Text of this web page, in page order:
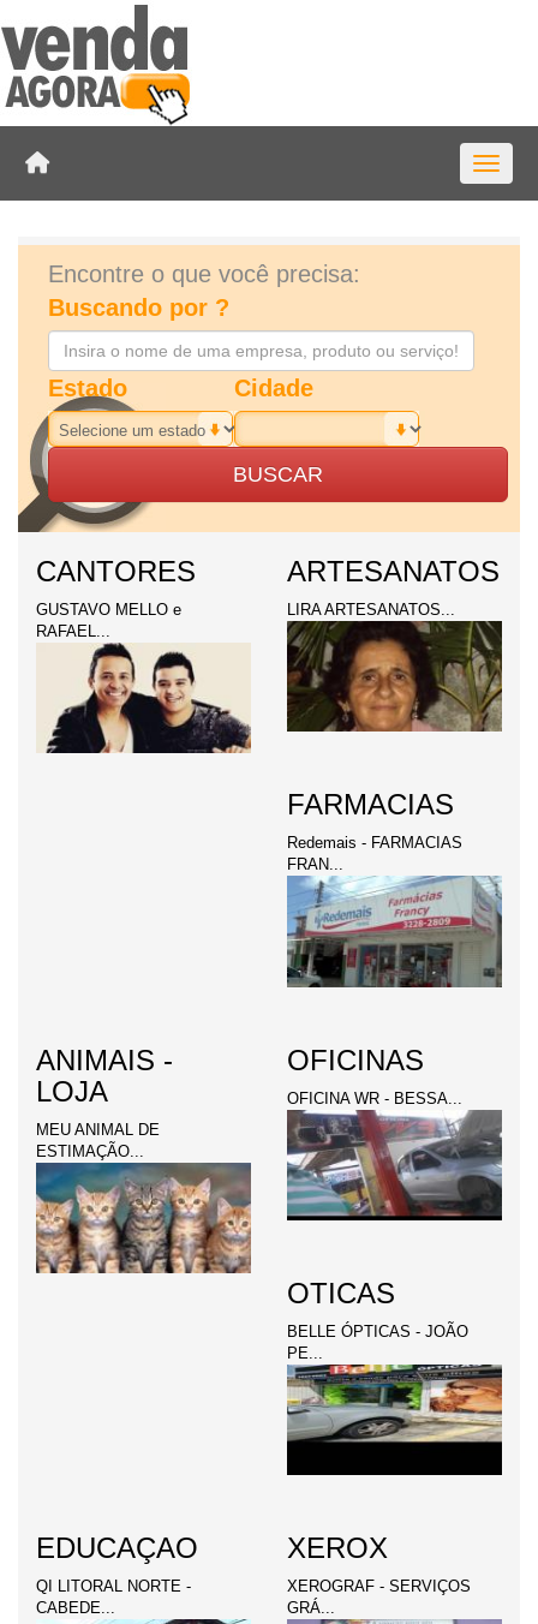
Toggle
Encontre o que você precisa:
Buscando por ?
Estado Cidade
BUSCAR
CANTORES
GUSTAVO MELLO e
RAFAEL...
ARTESANATOS
LIRA ARTESANATOS...
FARMACIAS
Redemais - FARMACIAS
FRAN...
ANIMAIS -
LOJA
MEU ANIMAL DE
ESTIMAÇÃO...
OFICINAS
OFICINA WR - BESSA...
OTICAS
BELLE ÓPTICAS - JOÃO
PE...
EDUCAÇAO
QI LITORAL NORTE -
CABEDE...
XEROX
XEROGRAF - SERVIÇOS
GRÁ...